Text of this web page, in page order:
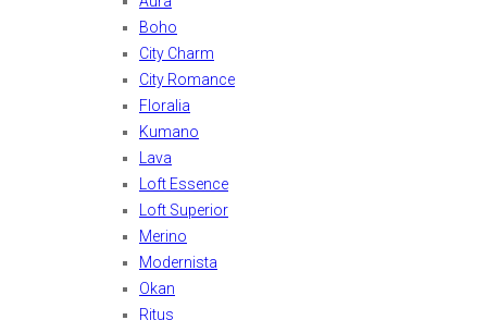
Boho
City Charm
City Romance
Floralia
Kumano
Lava
Loft Essence
Loft Superior
Merino
Modernista
Okan
Ritus